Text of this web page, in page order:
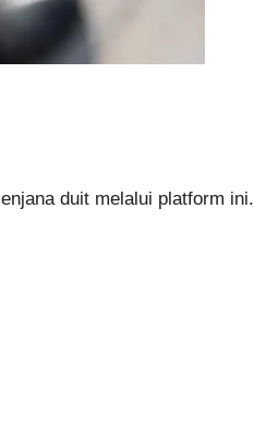
duit melalui platform ini.